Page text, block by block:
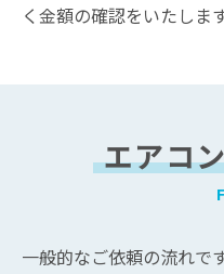
く金額の確認をいたします
エアコ
一般的なご依頼の流れです